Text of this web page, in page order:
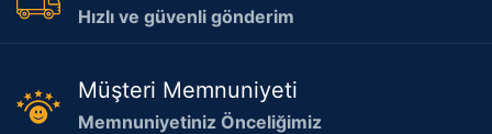
Hızlı ve güvenli gönderim
Müşteri Memnuniyeti
Memnuniyetiniz Önceliğimiz